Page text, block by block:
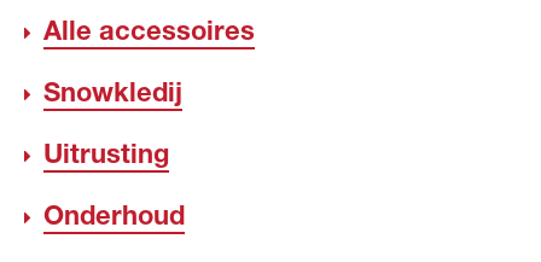
Alle accessoires
Snowkledij
Uitrusting
Onderhoud